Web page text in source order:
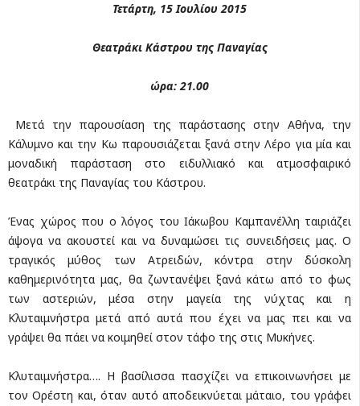
Τετάρτη, 15 Ιουλίου 2015
Θεατράκι Κάστρου της Παναγίας
ώρα: 21.00
Μετά την παρουσίαση της παράστασης στην Αθήνα, την
Κάλυμνο και την Κω παρουσιάζεται ξανά στην Λέρο για μία και
μοναδική παράσταση στο ειδυλλιακό και ατμοσφαιρικό
θεατράκι της Παναγίας του Κάστρου.
Ένας χώρος που ο λόγος του Ιάκωβου Καμπανέλλη ταιριάζει
άψογα να ακουστεί και να δυναμώσει τις συνειδήσεις μας. Ο
τραγικός μύθος των Ατρειδών, κόντρα στην δύσκολη
καθημερινότητα μας, θα ζωντανέψει ξανά κάτω από το φως
των αστεριών, μέσα στην μαγεία της νύχτας και η
Κλυταιμνήστρα μετά από αυτά που έχει να μας πει και να
γράψει θα πάει να κοιμηθεί στον τάφο της στις Μυκήνες.
Kλυταιμνήστρα…. Η βασίλισσα πασχίζει να επικοινωνήσει με
τον Ορέστη και, όταν αυτό αποδεικνύεται μάταιο, του γράφει